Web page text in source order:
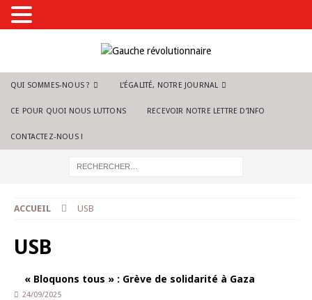
QUI SOMMES-NOUS ? L’ÉGALITÉ, NOTRE JOURNAL
CE POUR QUOI NOUS LUTTONS RECEVOIR NOTRE LETTRE D’INFO
CONTACTEZ-NOUS !
ACCUEIL USB
USB
« Bloquons tous » : Grève de solidarité à Gaza
24/09/2025